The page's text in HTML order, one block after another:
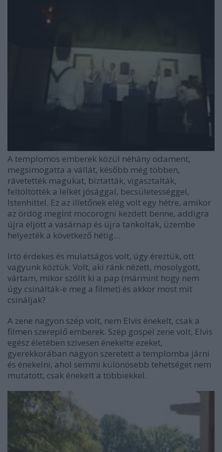
A templomos emberek közül néhány odament,
megsimogatta a vállát, később még többen,
rávetették magukat, biztatták, vigasztalták,
feltöltötték a lelkét jósággal, becsületességgel,
Istenhittel. Ez az illetőnek elég volt egy hétre, amikor
az ördög megint mocorogni kezdett benne, addigra
újra eljött a vasárnap és újra tankoltak, üzembe
helyezték a következő hétig…
Irtó érdekes és mulatságos volt, úgy éreztük, ott
vagyunk köztük. Volt, aki ránk nézett, mosolygott,
vártam, mikor szólít ki a pap (mármint hogy nem
úgy csinálták-e meg a filmet) és akkor most mit
csináljak?
A zene nagyon szép volt, nem Elvis énekelt, csak a
filmen szereplő emberek. Szép gospel zene volt, Elvis
egész életében szívesen énekelte ezeket,
gyerekkorában nagyon szeretett a templomba járni
és énekelni, ahol semmi különösebb tehetséget nem
mutatott, csak énekelt a többiekkel.